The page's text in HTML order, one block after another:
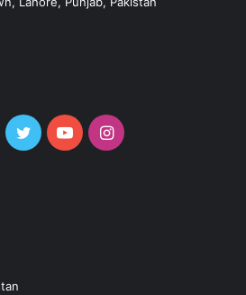
TwitterYouTubeInstagram